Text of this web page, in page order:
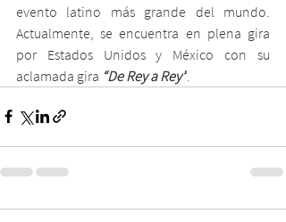
evento latino más grande del mundo.
Actualmente, se encuentra en plena gira
por Estados Unidos y México con su
aclamada gira “De Rey a Rey”